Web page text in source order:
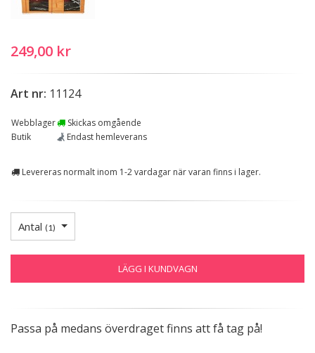
249,00 kr
Art nr: 11124
Webblager
Skickas omgående
Butik
Endast hemleverans
Levereras normalt inom 1-2 vardagar när varan finns i lager.
Antal (1)
LÄGG I KUNDVAGN
Passa på medans överdraget finns att få tag på!